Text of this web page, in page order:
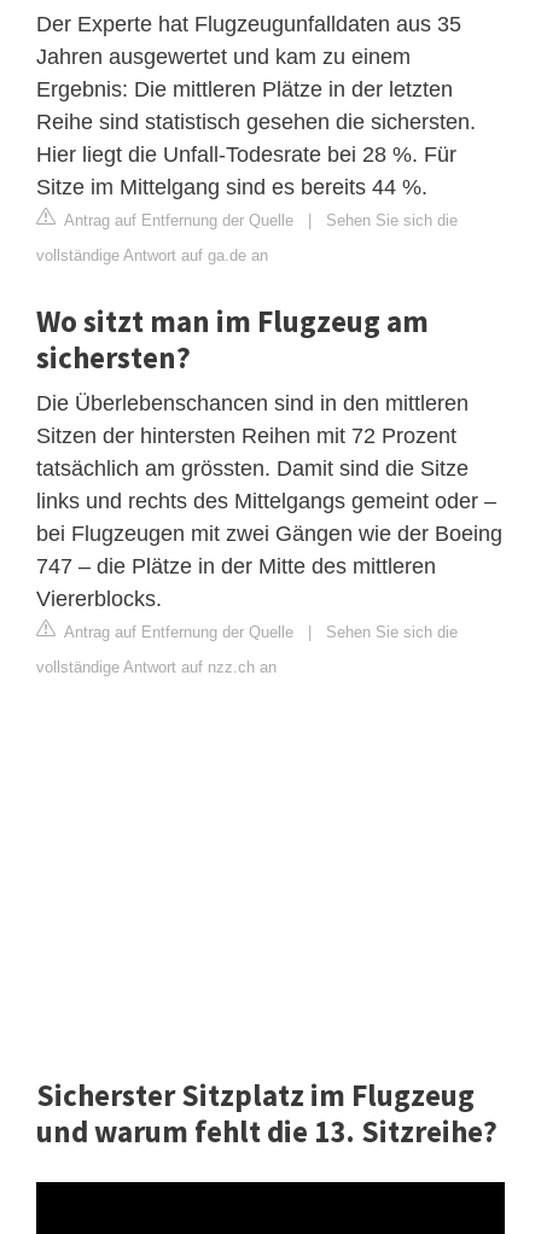
Der Experte hat Flugzeugunfalldaten aus 35
Jahren ausgewertet und kam zu einem
Ergebnis: Die mittleren Plätze in der letzten
Reihe sind statistisch gesehen die sichersten.
Hier liegt die Unfall-Todesrate bei 28 %. Für
Sitze im Mittelgang sind es bereits 44 %.
Antrag auf Entfernung der Quelle
Sehen Sie sich die
vollständige Antwort auf ga.de an
Wo sitzt man im Flugzeug am
sichersten?
Die Überlebenschancen sind in den mittleren
Sitzen der hintersten Reihen mit 72 Prozent
tatsächlich am grössten. Damit sind die Sitze
links und rechts des Mittelgangs gemeint oder –
bei Flugzeugen mit zwei Gängen wie der Boeing
747 – die Plätze in der Mitte des mittleren
Viererblocks.
Antrag auf Entfernung der Quelle
Sehen Sie sich die
vollständige Antwort auf nzz.ch an
Sicherster Sitzplatz im Flugzeug
und warum fehlt die 13. Sitzreihe?